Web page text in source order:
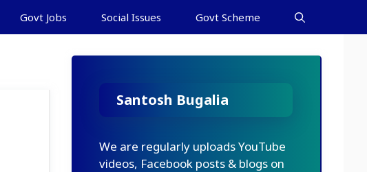
Govt Jobs Social Issues Govt Scheme
Santosh Bugalia
We are regularly uploads YouTube
videos, Facebook posts & blogs on